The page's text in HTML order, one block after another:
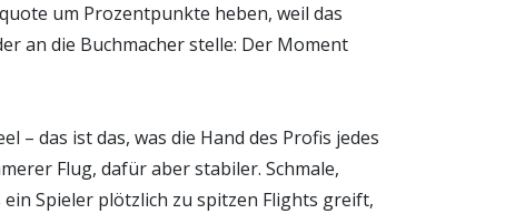
um Prozentpunkte heben, weil das
an die Buchmacher stelle: Der Moment
– das ist das, was die Hand des Profis jedes
Flug, dafür aber stabiler. Schmale,
Spieler plötzlich zu spitzen Flights greift,